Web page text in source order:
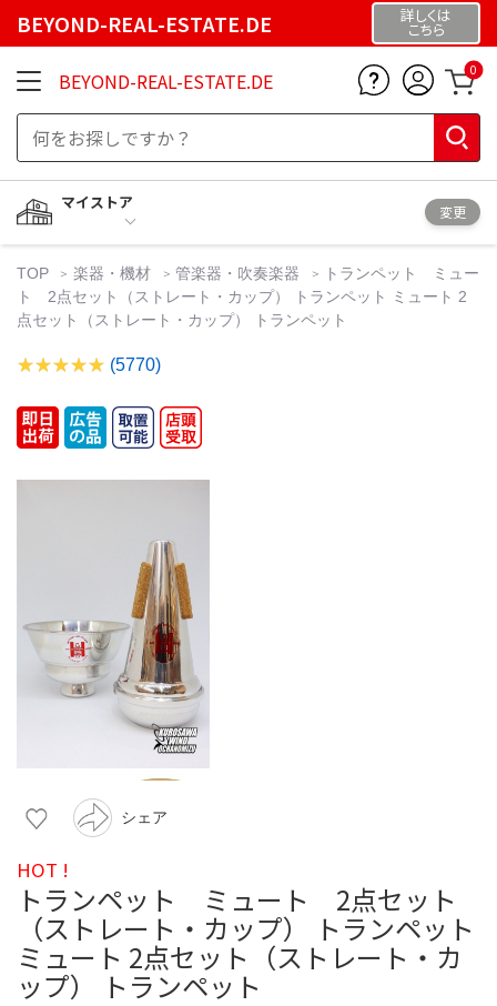
BEYOND-REAL-ESTATE.DE 詳しくは
こちら
BEYOND-REAL-ESTATE.DE 0
マイストア
変更
TOP 楽器・機材 管楽器・吹奏楽器
トランペット ミュー
ト 2点セット（ストレート・カップ） トランペット ミュート 2
点セット（ストレート・カップ） トランペット
(5770)
シェア
HOT !
トランペット ミュート 2点セット
（ストレート・カップ） トランペット
ミュート 2点セット（ストレート・カ
ップ） トランペット